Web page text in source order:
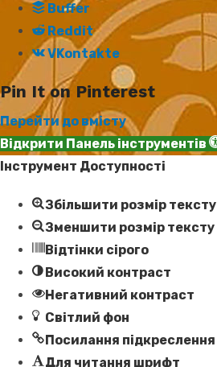
Buffer
Reddit
VKontakte
Pin It on Pinterest
Перейти до вмісту
Відкрити Панель інструментів
Інструмент Доступності
Збільшити розмір тексту
Зменшити розмір тексту
Відтінки сірого
Високий контраст
Негативний контраст
Світлий фон
Посилання підкреслення
Для читання шрифт